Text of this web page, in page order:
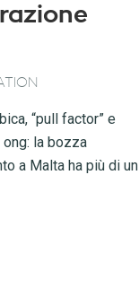
“pull factor” e
la bozza
a Malta ha più di un